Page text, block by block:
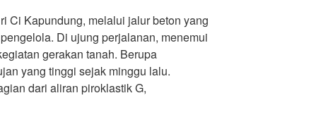
Ci Kapundung, melalui jalur beton yang
Di ujung perjalanan, menemui
gerakan tanah. Berupa
yang tinggi sejak minggu lalu.
dari aliran piroklastik G,